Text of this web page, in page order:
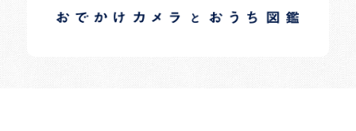
日常の様子など随時更新中です。